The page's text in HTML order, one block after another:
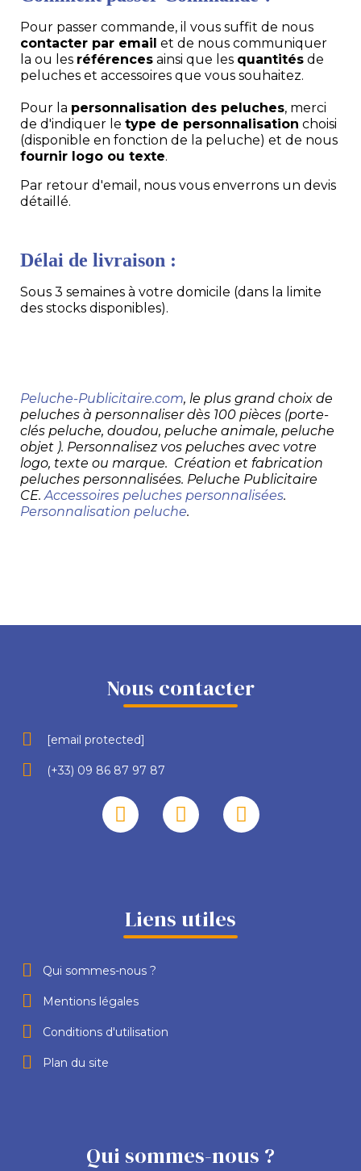
Pour passer commande, il vous suffit de nous
contacter par email et de nous communiquer
la ou les références ainsi que les quantités de
peluches et accessoires que vous souhaitez.
Pour la personnalisation des peluches, merci
de d'indiquer le type de personnalisation choisi
(disponible en fonction de la peluche) et de nous
fournir logo ou texte.
Par retour d'email, nous vous enverrons un devis
détaillé.
Délai de livraison :
Sous 3 semaines à votre domicile (dans la limite
des stocks disponibles).
Peluche-Publicitaire.com, le plus grand choix de
peluches à personnaliser dès 100 pièces (porte-
clés peluche, doudou, peluche animale, peluche
objet ). Personnalisez vos peluches avec votre
logo, texte ou marque. Création et fabrication
peluches personnalisées. Peluche Publicitaire
CE. Accessoires peluches personnalisées.
Personnalisation peluche.
Nous contacter
[email protected]
(+33) 09 86 87 97 87
Liens utiles
Qui sommes-nous ?
Mentions légales
Conditions d'utilisation
Plan du site
Qui sommes-nous ?